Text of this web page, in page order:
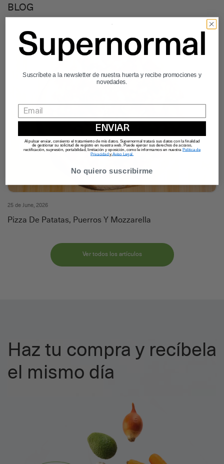
BLOG
25 de June, 2026
Pizza De Patatas, Puerros Y Mozzarella
Ver todos los artículos
Haz tu compra y recíbela
el mismo día
Suscríbete a la newsletter de nuestra huerta y recibe promociones y
novedades.
ENVIAR
Al pulsar enviar, consiento el tratamiento de mis datos. Supernormal tratará sus datos con la finalidad
de gestionar su solicitud de registro en nuestra web. Puede ejercer sus derechos de acceso,
rectificación, supresión, portabilidad, limitación y oposición, como le informamos en nuestra Política de
Privacidady Aviso Legal.
No quiero suscribirme